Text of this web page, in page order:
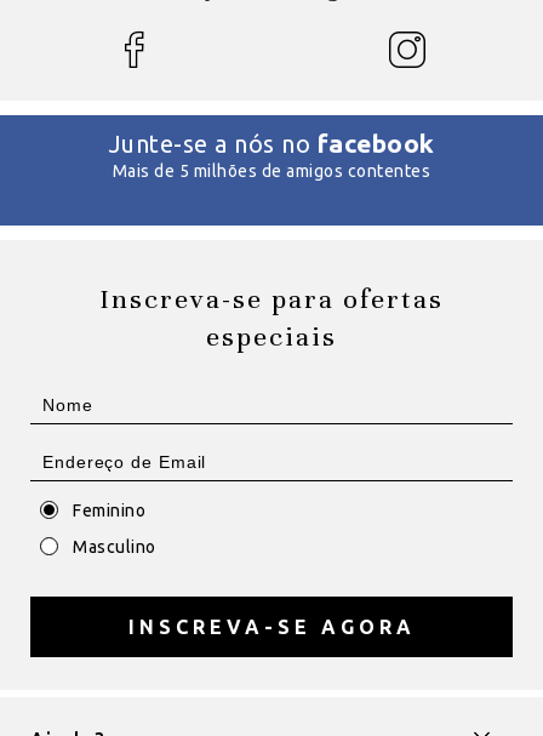
Junte-se a nós no facebook
Mais de 5 milhões de amigos contentes
Inscreva-se para ofertas
especiais
Feminino
Masculino
INSCREVA-SE AGORA